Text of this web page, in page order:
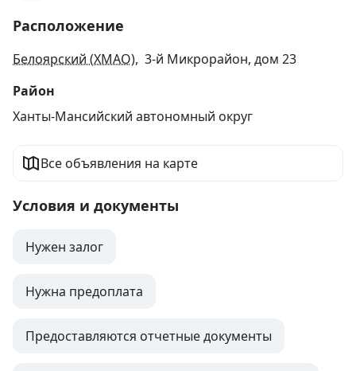
Расположение
Белоярский (ХМАО), 3-й Микрорайон, дом 23
Район
Ханты-Мансийский автономный округ
Все объявления на карте
Условия и документы
Нужен залог
Нужна предоплата
Предоставляются отчетные документы